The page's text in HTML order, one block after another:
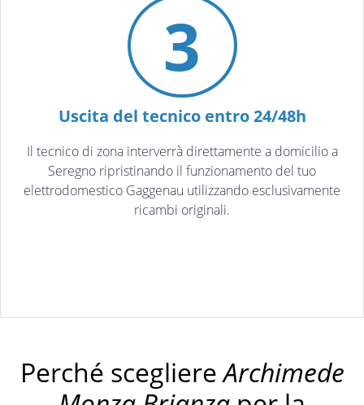
3
Uscita del tecnico entro 24/48h
Il tecnico di zona interverrà direttamente a domicilio a
Seregno ripristinando il funzionamento del tuo
elettrodomestico Gaggenau utilizzando esclusivamente
ricambi originali.
Perché scegliereArchimede